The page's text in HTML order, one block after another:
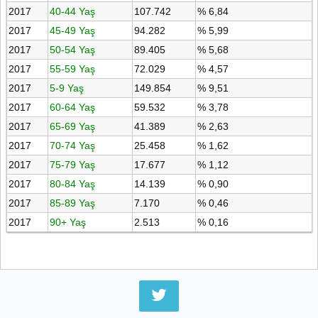
2017 40-44 Yaş 107.742
% 6,84
2017
45-49 Yaş 94.282
% 5,99
2017
50-54 Yaş 89.405
% 5,68
2017
55-59 Yaş 72.029
% 4,57
2017
5-9 Yaş 149.854
% 9,51
2017
60-64 Yaş 59.532
% 3,78
2017
65-69 Yaş 41.389
% 2,63
2017
70-74 Yaş 25.458
% 1,62
2017
75-79 Yaş 17.677
% 1,12
2017
80-84 Yaş 14.139
% 0,90
2017
85-89 Yaş 7.170
% 0,46
2017
90+ Yaş 2.513 % 0,16